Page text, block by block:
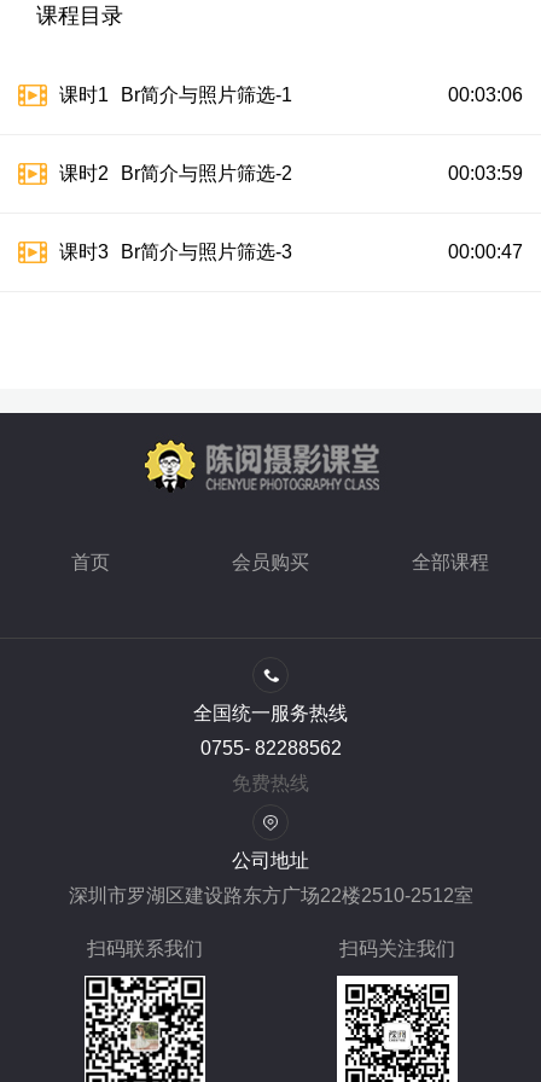
课程目录
课时1 Br简介与照片筛选-1 00:03:06
课时2 Br简介与照片筛选-2 00:03:59
课时3 Br简介与照片筛选-3 00:00:47
首页 会员购买 全部课程
全国统一服务热线
0755- 82288562
免费热线
公司地址
深圳市罗湖区建设路东方广场22楼2510-2512室
扫码联系我们 扫码关注我们